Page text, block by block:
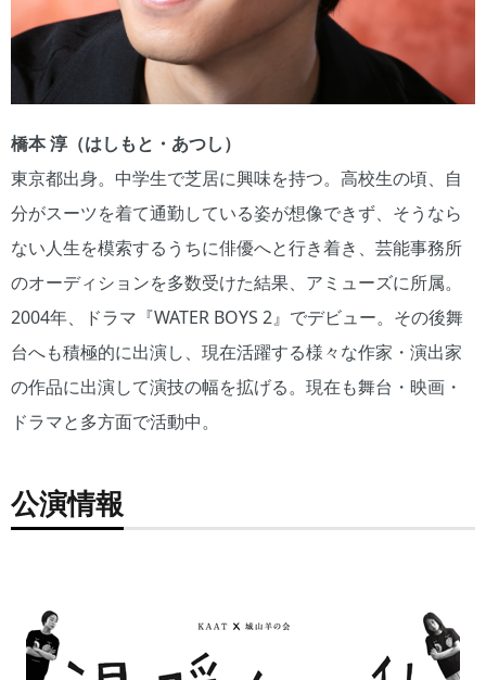
橋本 淳（はしもと・あつし）
東京都出身。中学生で芝居に興味を持つ。高校生の頃、自
分がスーツを着て通勤している姿が想像できず、そうなら
ない人生を模索するうちに俳優へと行き着き、芸能事務所
のオーディションを多数受けた結果、アミューズに所属。
2004年、ドラマ『WATER BOYS 2』でデビュー。その後舞
台へも積極的に出演し、現在活躍する様々な作家・演出家
の作品に出演して演技の幅を拡げる。現在も舞台・映画・
ドラマと多方面で活動中。
公演情報